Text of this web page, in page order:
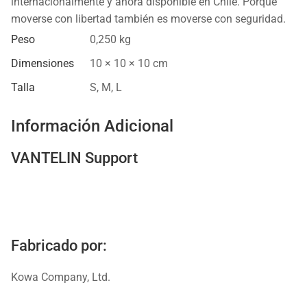
moverse con libertad también es moverse con seguridad.
Peso
0,250 kg
Dimensiones
10 × 10 × 10 cm
Talla
S, M, L
Información Adicional
VANTELIN Support
Fabricado por:
Kowa Company, Ltd.